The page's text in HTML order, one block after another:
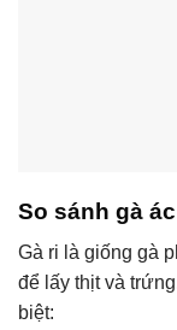
So sánh gà
Gà ri là giống gà
để lấy thịt và
biệt: